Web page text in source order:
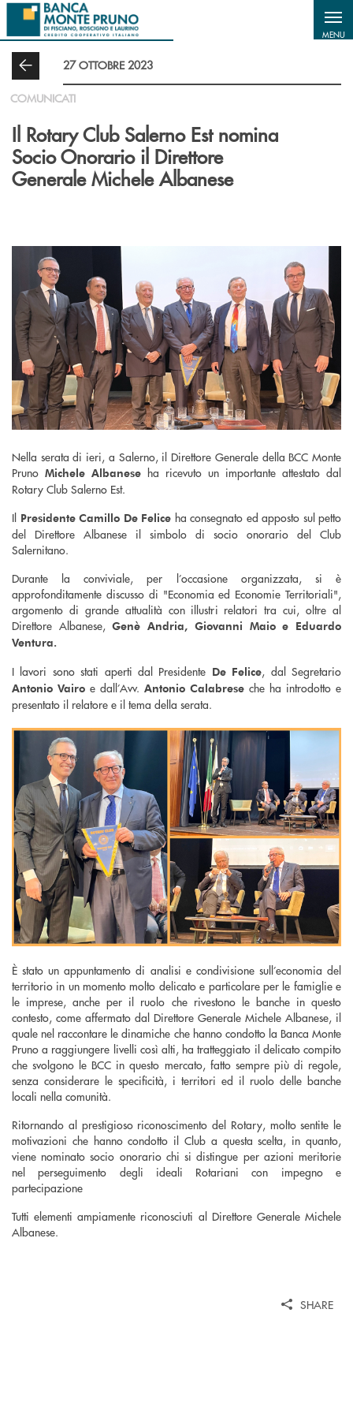
Salta al contenuto principale
MENU
27 OTTOBRE 2023
COMUNICATI
Il Rotary Club Salerno Est nomina
Socio Onorario il Direttore
Generale Michele Albanese
Nella serata di ieri, a Salerno, il Direttore Generale della BCC Monte
Pruno Michele Albanese ha ricevuto un importante attestato dal
Rotary Club Salerno Est.
Il Presidente Camillo De Felice ha consegnato ed apposto sul petto
del Direttore Albanese il simbolo di socio onorario del Club
Salernitano.
Durante la conviviale, per l’occasione organizzata, si è
approfonditamente discusso di "Economia ed Economie Territoriali",
argomento di grande attualità con illustri relatori tra cui, oltre al
Direttore Albanese,Genè Andria, Giovanni Maio e Eduardo
Ventura.
I lavori sono stati aperti dal Presidente De Felice, dal Segretario
Antonio Vairo e dall’Avv. Antonio Calabrese che ha introdotto e
presentato il relatore e il tema della serata.
È stato un appuntamento di analisi e condivisione sull’economia del
territorio in un momento molto delicato e particolare per le famiglie e
le imprese, anche per il ruolo che rivestono le banche in questo
contesto, come affermato dal Direttore Generale Michele Albanese, il
quale nel raccontare le dinamiche che hanno condotto la Banca Monte
Pruno a raggiungere livelli così alti, ha tratteggiato il delicato compito
che svolgono le BCC in questo mercato, fatto sempre più di regole,
senza considerare le specificità, i territori ed il ruolo delle banche
locali nella comunità.
Ritornando al prestigioso riconoscimento del Rotary, molto sentite le
motivazioni che hanno condotto il Club a questa scelta, in quanto,
viene nominato socio onorario chi si distingue per azioni meritorie
nel perseguimento degli ideali Rotariani con impegno e
partecipazione
Tutti elementi ampiamente riconosciuti al Direttore Generale Michele
Albanese.
SHARE